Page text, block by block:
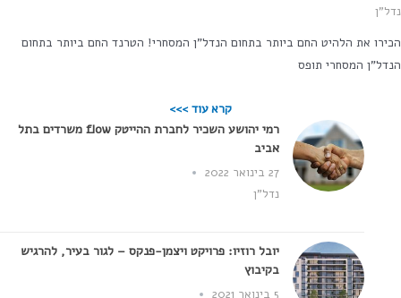
את הלהיט החם ביותר בתחום הנדל"ן המסחרי! הטרנד החם ביותר בתחום
המסחרי תופס
קרא עוד >>>
רמי יהושע השכיר לחברת ההייטק flow משרדים בתל
אביב
27 בינואר 2022
נדל"ן
יובל רוזיו: פרויקט ויצמן-פנקס – לגור בעיר, להרגיש
בקיבוץ